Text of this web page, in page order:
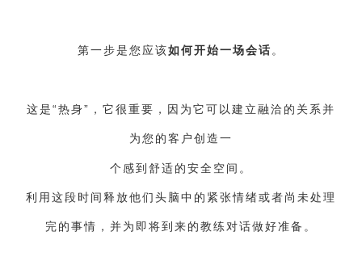
第一步是您应该如何开始一场会话 。
这是“热身”，它很重要，因为它可以建立融洽的关系并
为您的客户创造一
个感到舒适的安全空间 。
利用这段时间释放他们头脑中的紧张情绪或者尚未处理
完的事情，并为即将到来的教练对话做好准备。